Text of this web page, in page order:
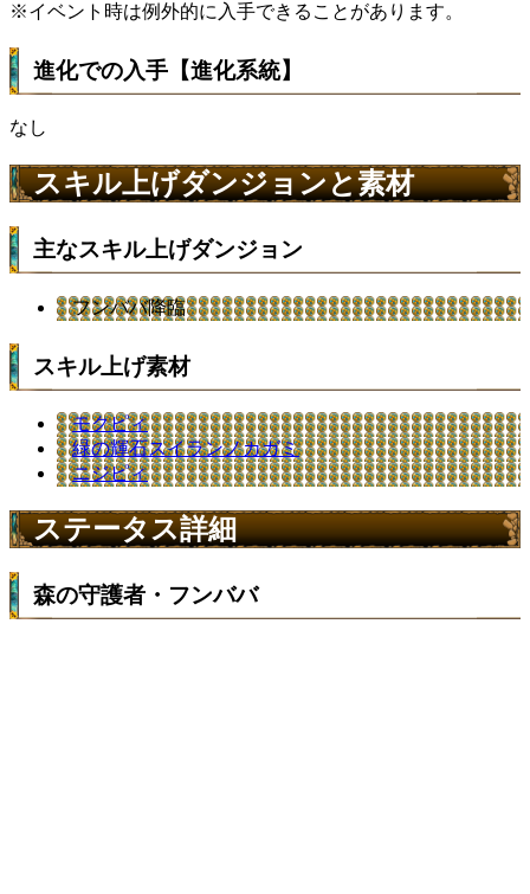
※イベント時は例外的に入手できることがあります。
進化での入手【進化系統】
なし
スキル上げダンジョンと素材
主なスキル上げダンジョン
フンババ降臨
スキル上げ素材
モクピィ
緑の輝石スイランノカガミ
ニジピィ
ステータス詳細
森の守護者・フンババ